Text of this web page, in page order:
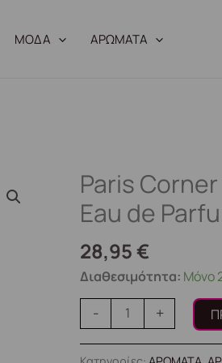
ΜΟΔΑ ΑΡΩΜΑΤΑ
Paris
Eau de
28,95€
Διαθεσιμότητα: Μόνο
-
Paris
Corner
Marshmallow
Blush
Parfum
100ml
ποσότητα
+